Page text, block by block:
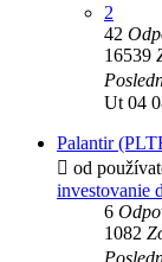
2
42
16539
Ut 04
Palantir
od
investovanie
6
1082